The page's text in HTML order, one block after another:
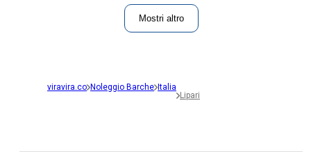
Mostri altro
viravira.co Noleggio Barche Italia
Lipari